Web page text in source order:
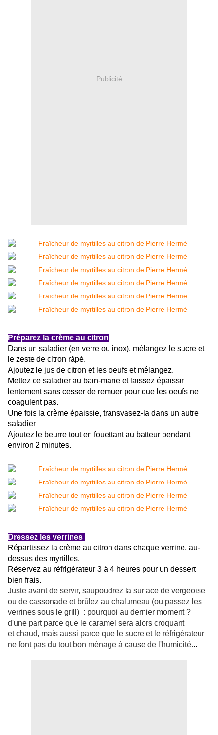
Publicité
Préparez la crème au citron
Dans un saladier (en verre ou inox), mélangez le sucre et
le zeste de citron râpé.
Ajoutez le jus de citron et les oeufs et mélangez.
Mettez ce saladier au bain-marie et laissez épaissir
lentement sans cesser de remuer pour que les oeufs ne
coagulent pas.
Une fois la crème épaissie, transvasez-la dans un autre
saladier.
Ajoutez le beurre tout en fouettant au batteur pendant
environ 2 minutes.
Dressez les verrines
Répartissez la crème au citron dans chaque verrine, au-
dessus des myrtilles.
Réservez au réfrigérateur 3 à 4 heures pour un dessert
bien frais.
Juste avant de servir, saupoudrez la surface de vergeoise
ou de cassonade et brûlez au chalumeau (ou passez les
verrines sous le grill) : pourquoi au dernier moment ?
d'une part parce que le caramel sera alors croquant
et chaud, mais aussi parce que le sucre et le réfrigérateur
ne font pas du tout bon ménage à cause de l'humidité...